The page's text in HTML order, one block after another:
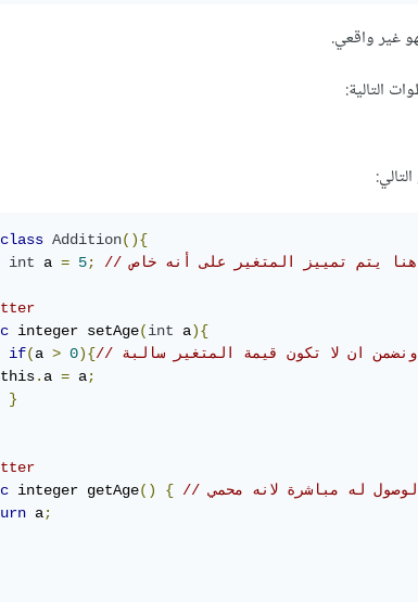
التالية:
class Addition(){
int a = 5; // هنا يتم تمييز المتغير على أنه خاص
integer setAge(int a){
if(a > 0){
ان لا تكون قيمة المتغير سالبة
. a = a;
}
integer getAge() {
له مباشرة لانه محمي
a;